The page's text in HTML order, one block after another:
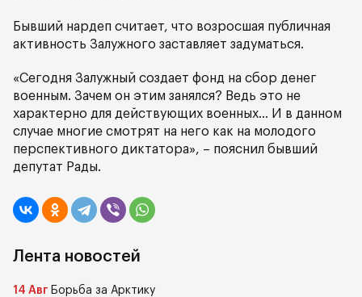
Бывший нардеп считает, что возросшая публичная
активность Залужного заставляет задуматься.
«Сегодня Залужный создает фонд на сбор денег
военным. Зачем он этим занялся? Ведь это не
характерно для действующих военных… И в данном
случае многие смотрят на него как на молодого
перспективного диктатора», – пояснил бывший
депутат Рады.
Лента новостей
14 Авг Борьба за Арктику